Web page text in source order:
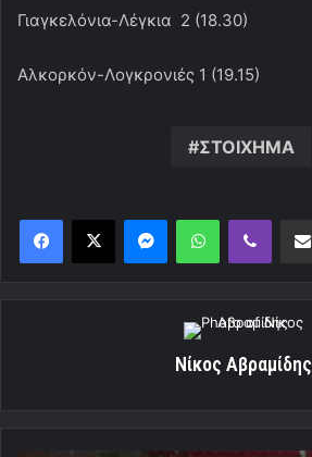
Γιαγκελόνια-Λέγκια 2 (18.30)
Αλκορκόν-Λογκρονιές 1 (19.15)
ΣΤΟΙΧΗΜΑ
MessengerWhatsAppViber
Νίκος Αβραμίδης